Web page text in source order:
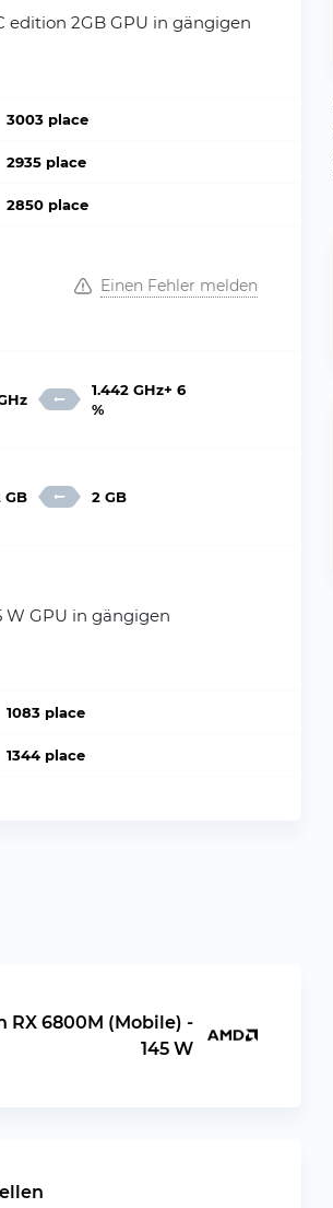
edition 2GB GPU in gängigen
3003 place
2935 place
2850 place
Einen Fehler melden
1.442 GHz+ 6
%
GB 2 GB
W GPU in gängigen
1083 place
1344 place
RX 6800M (Mobile) -
145 W